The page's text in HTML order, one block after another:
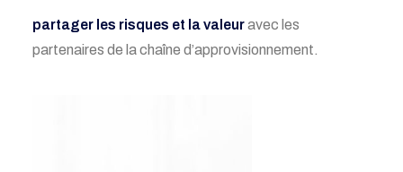
partager les risques et la valeuravec les
partenaires de la chaîne d’approvisionnement.